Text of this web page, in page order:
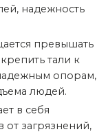
надежность
превышать
тали к
опорам,
людей.
в себя
от загрязнений,